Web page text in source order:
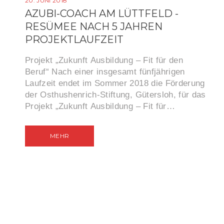
AZUBI-COACH AM LÜTTFELD -
RESÜMEE NACH 5 JAHREN
PROJEKTLAUFZEIT
Projekt „Zukunft Ausbildung – Fit für den
Beruf“ Nach einer insgesamt fünfjährigen
Laufzeit endet im Sommer 2018 die Förderung
der Osthushenrich-Stiftung, Gütersloh, für das
Projekt „Zukunft Ausbildung – Fit für…
MEHR